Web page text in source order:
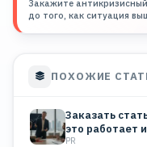
Закажите
до того, как ситуация
ПОХОЖИЕ
Заказать
это работает
PR